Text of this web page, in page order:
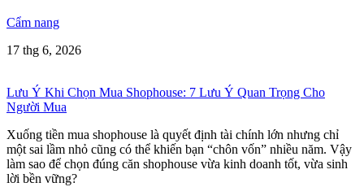
Cẩm nang
17 thg 6, 2026
Lưu Ý Khi Chọn Mua Shophouse: 7 Lưu Ý Quan Trọng Cho
Người Mua
Xuống tiền mua shophouse là quyết định tài chính lớn nhưng chỉ
một sai lầm nhỏ cũng có thể khiến bạn “chôn vốn” nhiều năm. Vậy
làm sao để chọn đúng căn shophouse vừa kinh doanh tốt, vừa sinh
lời bền vững?